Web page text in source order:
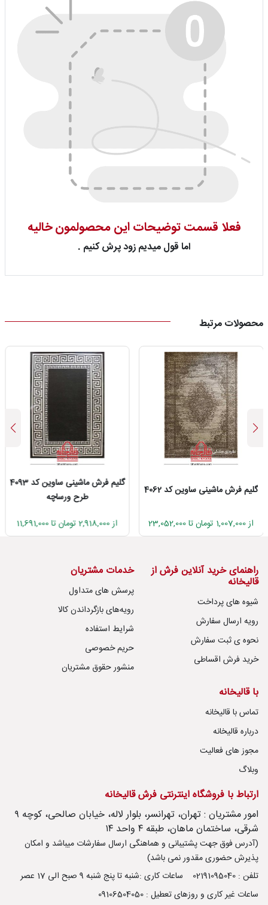
فعلا قسمت توضیحات این محصولمون خالیه
اما قول میدیم زود پرش کنیم .
محصولات مرتبط
گلیم فرش ماشینی ساوین کد 4062
از 1,007,000 تومان تا 23,052,000
گلیم فرش ماشینی ساوین کد 4093
طرح ورساچه
از 2,918,000 تومان تا 11,691,000
راهنمای خرید آنلاین فرش از
قالیخانه
شیوه های پرداخت
رویه ارسال سفارش
نحوه ی ثبت سفارش
خرید فرش اقساطی
خدمات مشتریان
پرسش های متداول
رویه‌های بازگرداندن کالا
شرایط استفاده
حریم خصوصی
منشور حقوق مشتریان
با قالیخانه
تماس با قالیخانه
درباره قالیخانه
مجوز های فعالیت
وبلاگ
ارتباط با فروشگاه اینترنتی فرش قالیخانه
امور مشتریان : تهران، تهرانسر، بلوار لاله، خیابان صالحی، کوچه ۹
شرقی، ساختمان ماهان، طبقه ۴ واحد ۱۴
(آدرس فوق جهت پشتیبانی و هماهنگی ارسال سفارشات میباشد و امکان
پذیرش حضوری مقدور نمی باشد)
تلفن : 02191095040
ساعات کاری :شنبه تا پنج شنبه 9 صبح الی 17 عصر
ساعات غیر کاری و روزهای تعطیل : 09106504050